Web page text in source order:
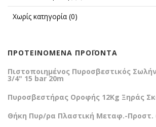
Χωρίς κατηγορία (0)
ΠΡΟΤΕΙΝΟΜΕΝΑ ΠΡΟΪΟΝΤΑ
Πιστοποιημένος Πυροσβεστικός
3/4" 15 bar 20m
Πυροσβεστήρας Οροφής 12Kg Ξηράς
Θήκη Πυρ/ρα Πλαστική Μεταφ.-Προστ.